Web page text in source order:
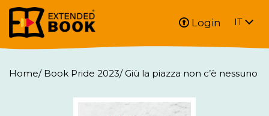
Login IT
Home/ Book Pride 2023/ Giù la piazza non c’è nessuno